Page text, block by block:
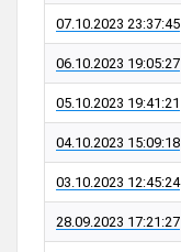
07.10.2023 23:37:45
06.10.2023 19:05:27
05.10.2023 19:41:21
04.10.2023 15:09:18
03.10.2023 12:45:24
28.09.2023 17:21:27